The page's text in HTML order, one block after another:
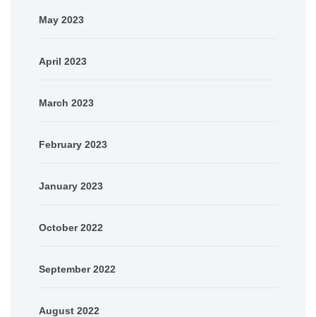
May 2023
April 2023
March 2023
February 2023
January 2023
October 2022
September 2022
August 2022